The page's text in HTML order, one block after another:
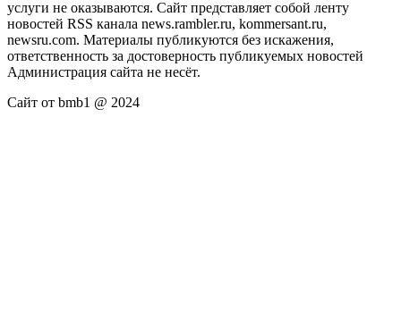
услуги не оказываются. Сайт представляет собой ленту
новостей RSS канала news.rambler.ru, kommersant.ru,
newsru.com. Материалы публикуются без искажения,
ответственность за достоверность публикуемых новостей
Администрация сайта не несёт.
Сайт от bmb1 @ 2024